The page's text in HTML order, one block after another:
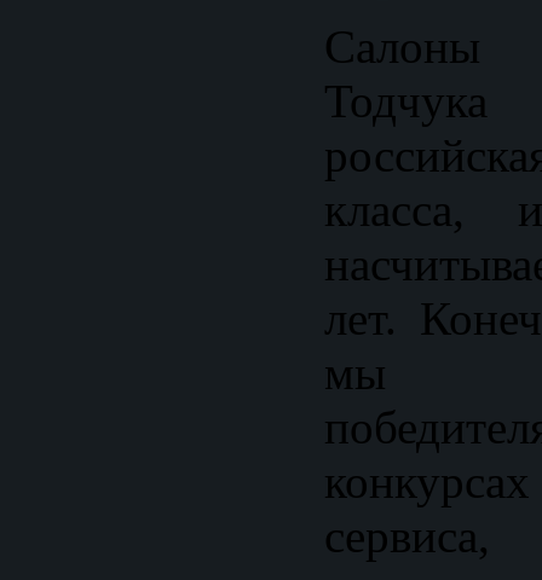
Тодчука
класса,
лет.
мы